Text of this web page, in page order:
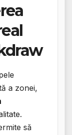
a zonei,
să